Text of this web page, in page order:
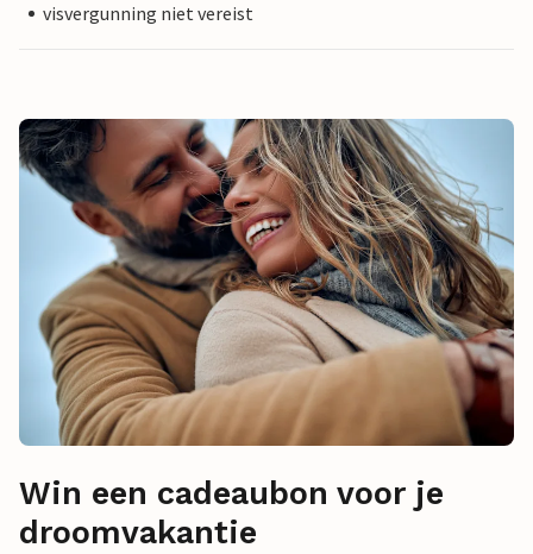
visvergunning niet vereist
Win een cadeaubon voor je
droomvakantie